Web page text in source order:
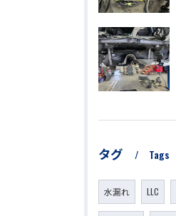
タグ Tags
水漏れ LLC